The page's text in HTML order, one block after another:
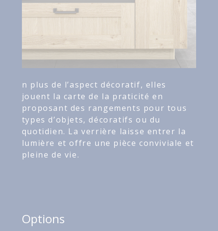
n plus de l’aspect décoratif, elles
jouent la carte de la praticité en
proposant des rangements pour tous
types d’objets, décoratifs ou du
quotidien. La verrière laisse entrer la
lumière et offre une pièce conviviale et
pleine de vie.
Options